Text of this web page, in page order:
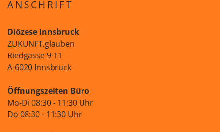
ANSCHRIFT
Diözese Innsbruck
ZUKUNFT.glauben
Riedgasse 9-11
A-6020 Innsbruck
Öffnungszeiten Büro
Mo-Di 08:30 - 11:30 Uhr
Do 08:30 - 11:30 Uhr